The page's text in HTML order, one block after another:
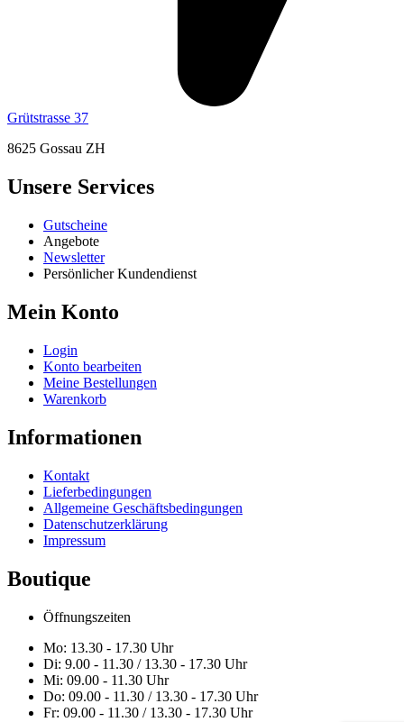
Grütstrasse 37
8625 Gossau ZH
Unsere Services
Gutscheine
Angebote
Newsletter
Persönlicher Kundendienst
Mein Konto
Login
Konto bearbeiten
Meine Bestellungen
Warenkorb
Informationen
Kontakt
Lieferbedingungen
Allgemeine Geschäftsbedingungen
Datenschutzerklärung
Impressum
Boutique
Öffnungszeiten
Mo: 13.30 - 17.30 Uhr
Di: 9.00 - 11.30 / 13.30 - 17.30 Uhr
Mi: 09.00 - 11.30 Uhr
Do: 09.00 - 11.30 / 13.30 - 17.30 Uhr
Fr: 09.00 - 11.30 / 13.30 - 17.30 Uhr